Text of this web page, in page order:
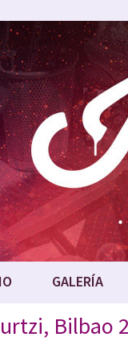
GALERÍA
Bilbao